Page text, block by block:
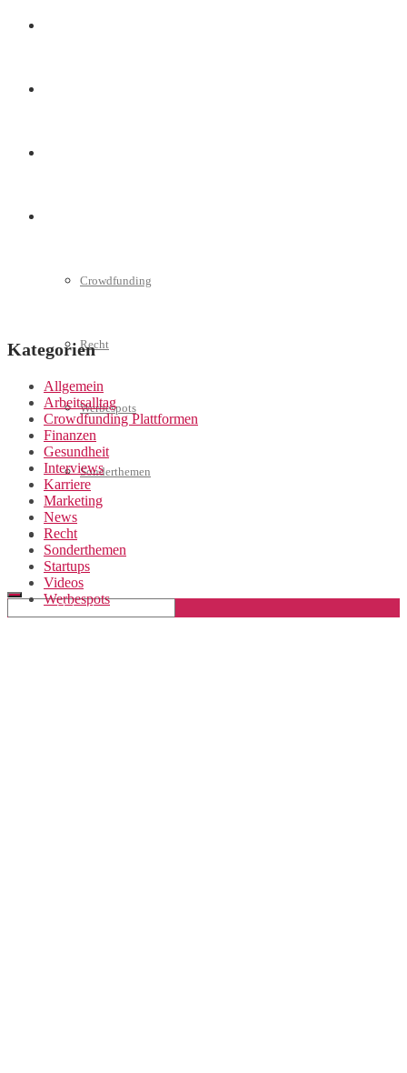
Crowdfunding
Recht
Werbespots
Sonderthemen
Geschäftskonto eröffnen
Kategorien
Allgemein
Arbeitsalltag
Crowdfunding Plattformen
Finanzen
Gesundheit
Interviews
Karriere
Marketing
News
Recht
Sonderthemen
Startups
Videos
Werbespots